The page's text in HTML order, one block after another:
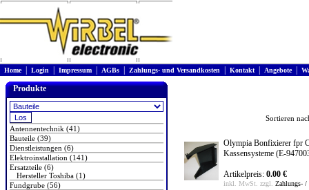
Home| Login Impressum AGBs Zahlungs- und Versandkosten Kontakt| Angebote|
Produkte
Antennentechnik (41)
Bauteile (39)
Dienstleistungen (6)
Elektroinstallation (141)
Ersatzteile (6)
Hersteller Toshiba (1)
Fundgrube (56)
Sortieren
Olympia Bonfixierer fpr
Kassensysteme (E-
Artikelpreis: 0.00 €
inkl. MwSt. zzgl. Zahlungs- /